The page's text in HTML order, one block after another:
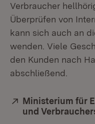
Verbraucher
Überprüfen von
kann sich auch an
wenden. Viele
den Kunden nach
abschließend.
Extern:
Ministerium für
und